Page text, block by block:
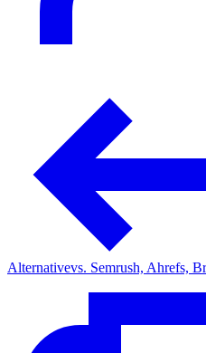
Alternativevs. Semrush, Ahrefs,